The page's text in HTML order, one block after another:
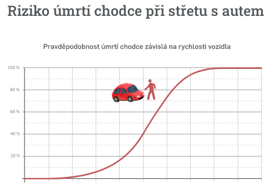
Riziko úmrtí chodce při střetu s autem